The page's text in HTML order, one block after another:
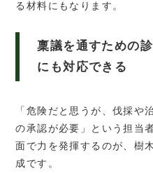
る材料にもなります。
稟議を通すための
にも対応できる
「危険だと思うが、伐採や
の承認が必要」という担当
面で力を発揮するのが、樹
成です。